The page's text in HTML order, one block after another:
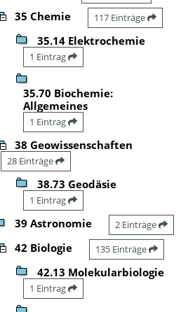
35 Chemie 117 Einträge
35.14 Elektrochemie
1 Eintrag
35.70 Biochemie:
Allgemeines
1 Eintrag
38 Geowissenschaften
28 Einträge
38.73 Geodäsie
1 Eintrag
39 Astronomie 2 Einträge
42 Biologie 135 Einträge
42.13 Molekularbiologie
1 Eintrag